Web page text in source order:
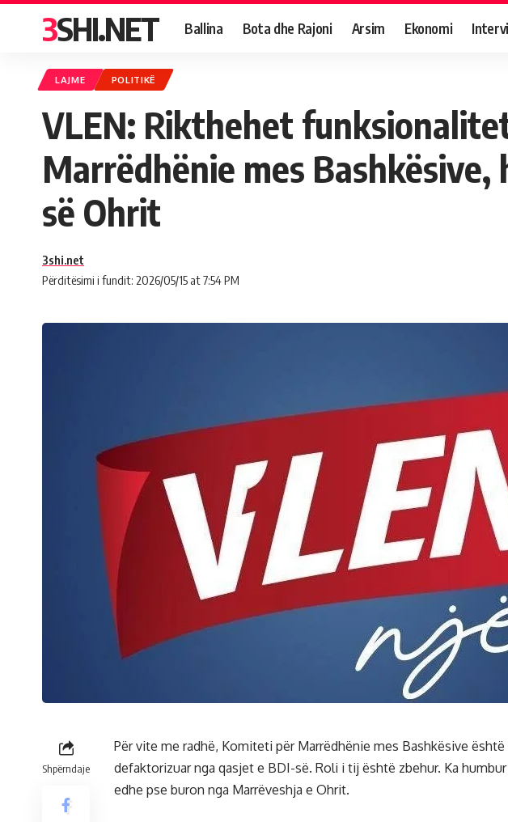
3SHI.NET Ballina Bota dhe Rajoni Arsim Ekonomi
LAJME POLITIKË
VLEN: Rikthehet
Marrëdhënie mes
së Ohrit
Përditësimi i fundit: 2026/05/15 at 7:54 PM
3shi.net
Shpërndaje
Për vite me radhë, Komiteti për Marrëdhënie mes Bashkësive
defaktorizuar nga qasjet e BDI-së. Roli i tij është zbehur. Ka
edhe pse buron nga Marrëveshja e Ohrit.